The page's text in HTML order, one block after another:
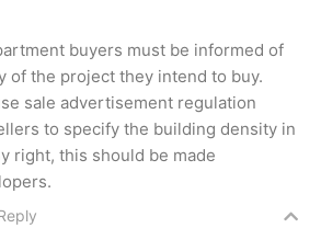
buyers must be informed of
of the project they intend to buy.
sale advertisement regulation
to specify the building density in
right, this should be made